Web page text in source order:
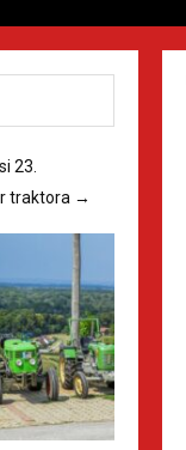
23.
traktora →